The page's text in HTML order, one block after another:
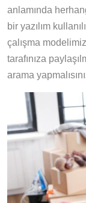
anlamında
bir yazılım
çalışma
tarafınıza
arama